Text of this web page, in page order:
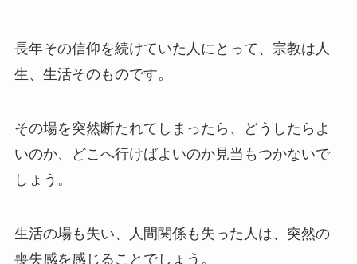
長年その信仰を続けていた人にとって、宗教は人
生、生活そのものです。
その場を突然断たれてしまったら、どうしたらよ
いのか、どこへ行けばよいのか見当もつかないで
しょう。
生活の場も失い、人間関係も失った人は、突然の
喪失感を感じることでしょう。